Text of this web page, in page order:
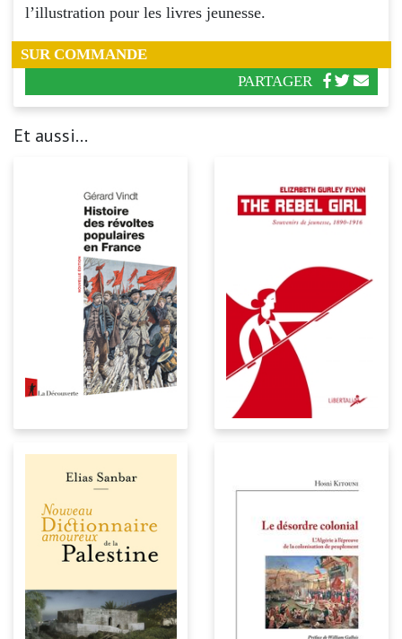
l’illustration pour les livres jeunesse.
SUR COMMANDE
PARTAGER
Et aussi...